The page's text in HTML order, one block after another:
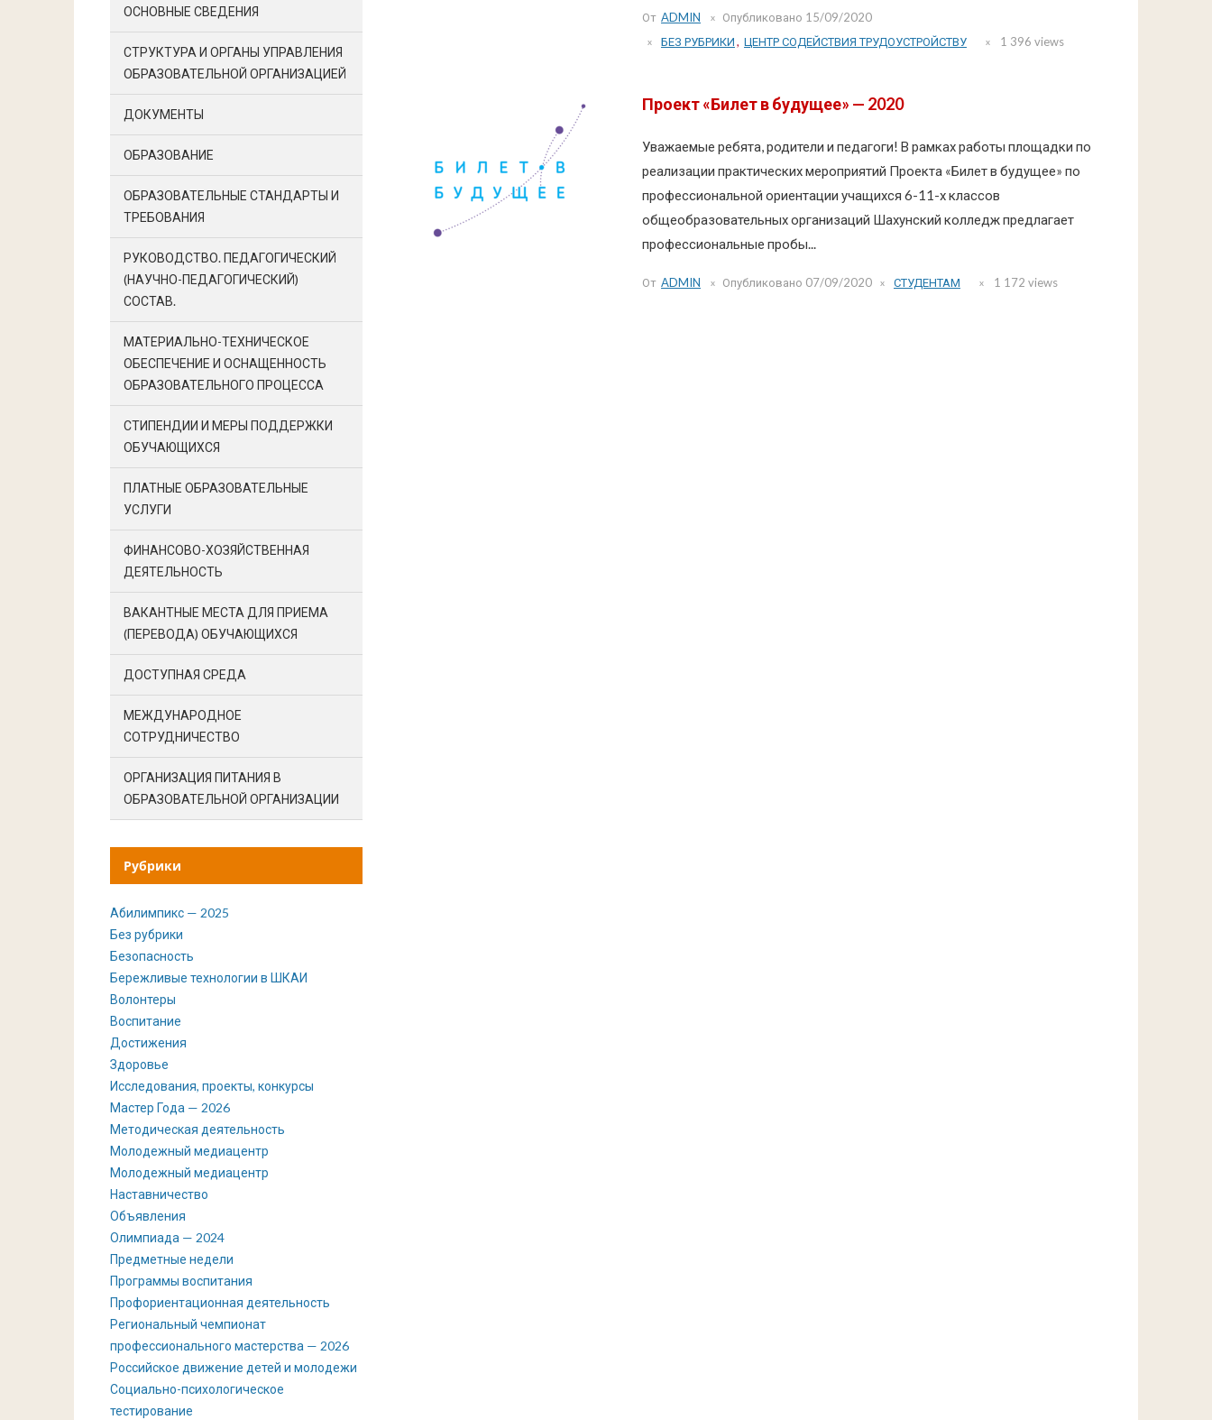
От ADMIN Опубликовано 15/09/2020
БЕЗ РУБРИКИ, ЦЕНТР СОДЕЙСТВИЯ ТРУДОУСТРОЙСТВУ 1 396 views
Проект «Билет в будущее» — 2020
Уважаемые ребята, родители и педагоги! В рамках работы площадки по
реализации практических мероприятий Проекта «Билет в будущее» по
профессиональной ориентации учащихся 6-11-х классов
общеобразовательных организаций Шахунский колледж предлагает
профессиональные пробы...
От ADMIN Опубликовано 07/09/2020 СТУДЕНТАМ 1 172 views
ОСНОВНЫЕ СВЕДЕНИЯ
СТРУКТУРА И ОРГАНЫ УПРАВЛЕНИЯ
ОБРАЗОВАТЕЛЬНОЙ ОРГАНИЗАЦИЕЙ
ДОКУМЕНТЫ
ОБРАЗОВАНИЕ
ОБРАЗОВАТЕЛЬНЫЕ СТАНДАРТЫ И
ТРЕБОВАНИЯ
РУКОВОДСТВО. ПЕДАГОГИЧЕСКИЙ
(НАУЧНО-ПЕДАГОГИЧЕСКИЙ)
СОСТАВ.
МАТЕРИАЛЬНО-ТЕХНИЧЕСКОЕ
ОБЕСПЕЧЕНИЕ И ОСНАЩЕННОСТЬ
ОБРАЗОВАТЕЛЬНОГО ПРОЦЕССА
СТИПЕНДИИ И МЕРЫ ПОДДЕРЖКИ
ОБУЧАЮЩИХСЯ
ПЛАТНЫЕ ОБРАЗОВАТЕЛЬНЫЕ
УСЛУГИ
ФИНАНСОВО-ХОЗЯЙСТВЕННАЯ
ДЕЯТЕЛЬНОСТЬ
ВАКАНТНЫЕ МЕСТА ДЛЯ ПРИЕМА
(ПЕРЕВОДА) ОБУЧАЮЩИХСЯ
ДОСТУПНАЯ СРЕДА
МЕЖДУНАРОДНОЕ
СОТРУДНИЧЕСТВО
ОРГАНИЗАЦИЯ ПИТАНИЯ В
ОБРАЗОВАТЕЛЬНОЙ ОРГАНИЗАЦИИ
Рубрики
Абилимпикс — 2025
Без рубрики
Безопасность
Бережливые технологии в ШКАИ
Волонтеры
Воспитание
Достижения
Здоровье
Исследования, проекты, конкурсы
Мастер Года — 2026
Методическая деятельность
Молодежный медиацентр
Молодежный медиацентр
Наставничество
Объявления
Олимпиада — 2024
Предметные недели
Программы воспитания
Профориентационная деятельность
Региональный чемпионат
профессионального мастерства — 2026
Российское движение детей и молодежи
Социально-психологическое
тестирование